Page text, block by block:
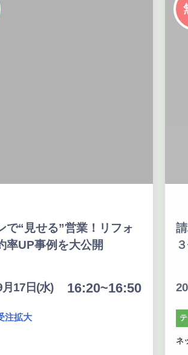
請求・集金業務をゼロにして売上
３倍！～成 功事例をご紹介～
2025年9月17日(水) 13:40~14:10
テーマ